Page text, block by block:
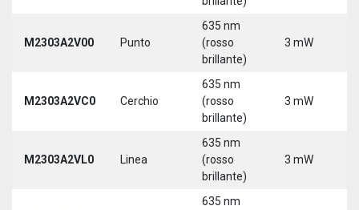
M2303A2V00 Punto
635 nm
(rosso
brillante)
3 mW
M2303A2VC0 Cerchio
635 nm
(rosso
brillante)
3 mW
M2303A2VL0 Linea
635 nm
(rosso
brillante)
3 mW
635 nm